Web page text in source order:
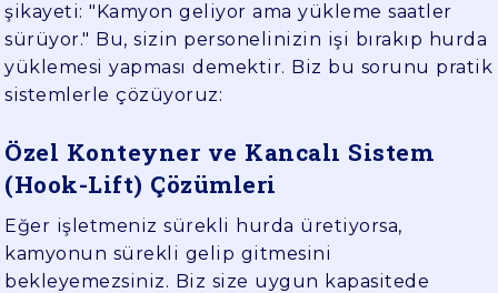
şikayeti: "Kamyon geliyor ama yükleme saatler
sürüyor." Bu, sizin personelinizin işi bırakıp hurda
yüklemesi yapması demektir. Biz bu sorunu pratik
sistemlerle çözüyoruz:
Özel Konteyner ve Kancalı Sistem
(Hook-Lift) Çözümleri
Eğer işletmeniz sürekli hurda üretiyorsa,
kamyonun sürekli gelip gitmesini
bekleyemezsiniz. Biz size uygun kapasitede